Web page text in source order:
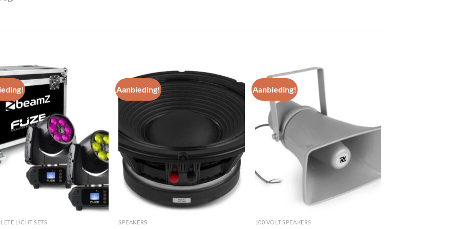
LICHT SETS
Aanbieding!
Toevoegen
aan
wenslijst
SPEAKERS
Aanbieding!
wenslijst
100 VOLT SPEAKERS